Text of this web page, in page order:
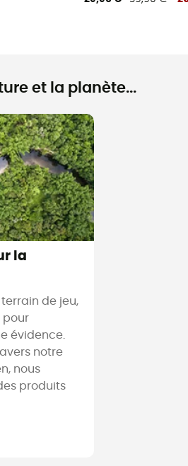
et la planète...
la
terrain de jeu,
pour
évidence.
notre
nous
produits